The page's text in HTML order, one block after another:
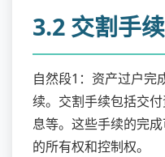
3.2 交割手
自然段1：资产过户完
续。交割手续包括交
息等。这些手续的完
的所有权和控制权。